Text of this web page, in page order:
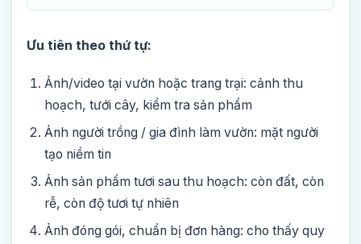
Ưu tiên theo thứ tự:
Ảnh/video tại vườn hoặc trang trại: cảnh thu
hoạch, tưới cây, kiểm tra sản phẩm
Ảnh người trồng / gia đình làm vườn: mặt người
tạo niềm tin
Ảnh sản phẩm tươi sau thu hoạch: còn đất, còn
rễ, còn độ tươi tự nhiên
Ảnh đóng gói, chuẩn bị đơn hàng: cho thấy quy